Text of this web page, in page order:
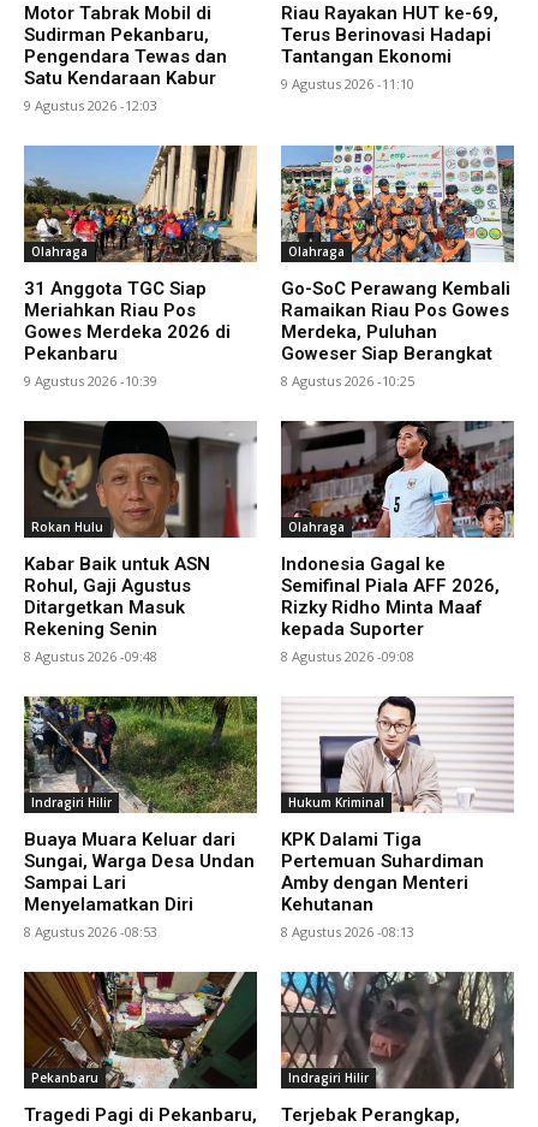
Motor Tabrak Mobil di
Sudirman Pekanbaru,
Pengendara Tewas dan
Satu Kendaraan Kabur
9 Agustus 2026 -12:03
Riau Rayakan HUT ke-69,
Terus Berinovasi Hadapi
Tantangan Ekonomi
9 Agustus 2026 -11:10
Olahraga
31 Anggota TGC Siap
Meriahkan Riau Pos
Gowes Merdeka 2026 di
Pekanbaru
9 Agustus 2026 -10:39
Olahraga
Go-SoC Perawang Kembali
Ramaikan Riau Pos Gowes
Merdeka, Puluhan
Goweser Siap Berangkat
8 Agustus 2026 -10:25
Rokan Hulu
Kabar Baik untuk ASN
Rohul, Gaji Agustus
Ditargetkan Masuk
Rekening Senin
8 Agustus 2026 -09:48
Olahraga
Indonesia Gagal ke
Semifinal Piala AFF 2026,
Rizky Ridho Minta Maaf
kepada Suporter
8 Agustus 2026 -09:08
Indragiri Hilir
Buaya Muara Keluar dari
Sungai, Warga Desa Undan
Sampai Lari
Menyelamatkan Diri
8 Agustus 2026 -08:53
Hukum Kriminal
KPK Dalami Tiga
Pertemuan Suhardiman
Amby dengan Menteri
Kehutanan
8 Agustus 2026 -08:13
Pekanbaru
Tragedi Pagi di Pekanbaru,
Indragiri Hilir
Terjebak Perangkap,